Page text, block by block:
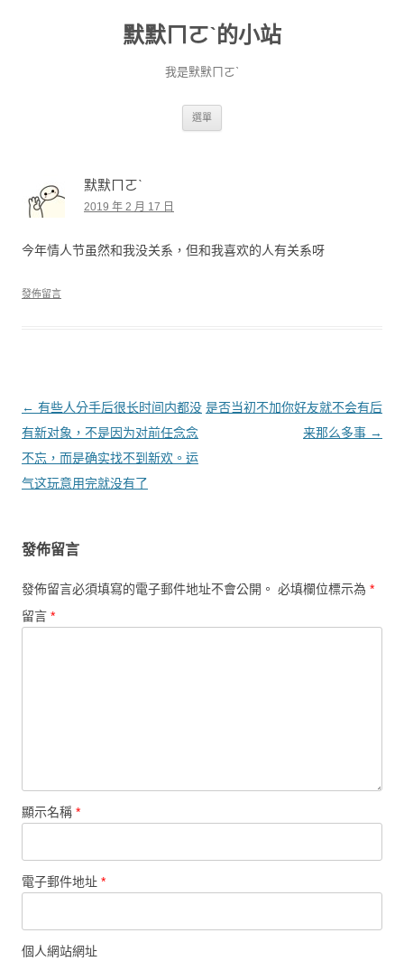
默默ㄇㄛˋ的小站
我是默默ㄇㄛˋ
選單
默默ㄇㄛˋ
2019 年 2 月 17 日
今年情人节虽然和我没关系，但和我喜欢的人有关系呀
發佈留言
文章導覽
← 有些人分手后很长时间内都没
有新对象，不是因为对前任念念
不忘，而是确实找不到新欢。运
气这玩意用完就没有了
是否当初不加你好友就不会有后
来那么多事 →
發佈留言
發佈留言必須填寫的電子郵件地址不會公開。 必填欄位標示為 *
留言 *
顯示名稱 *
電子郵件地址 *
個人網站網址